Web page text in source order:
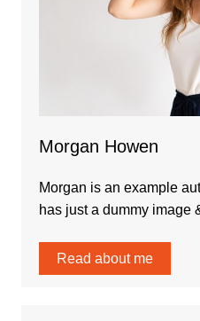
Morgan Howen
Morgan is an example
has just a dummy image
Read about me